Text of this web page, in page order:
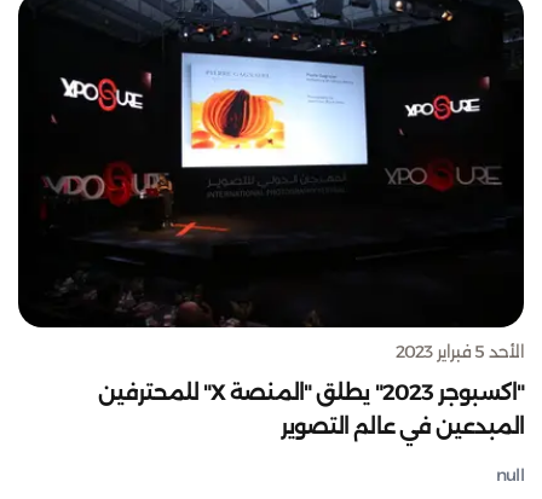
الأحد 5 فبراير 2023
"اكسبوجر 2023" يطلق "المنصة X" للمحترفين
المبدعين في عالم التصوير
null